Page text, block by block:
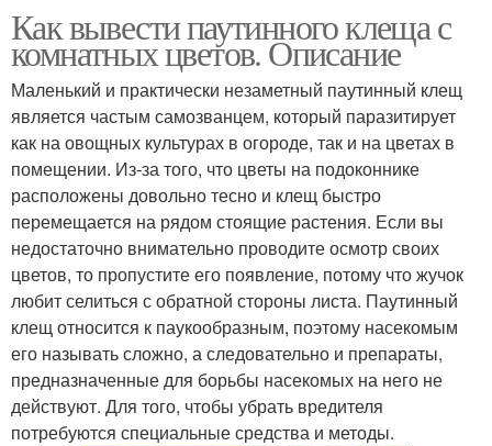
Как вывести паутинного клеща с
комнатных цветов. Описание
Маленький и практически незаметный паутинный клещ
является частым самозванцем, который паразитирует
как на овощных культурах в огороде, так и на цветах в
помещении. Из-за того, что цветы на подоконнике
расположены довольно тесно и клещ быстро
перемещается на рядом стоящие растения. Если вы
недостаточно внимательно проводите осмотр своих
цветов, то пропустите его появление, потому что жучок
любит селиться с обратной стороны листа. Паутинный
клещ относится к паукообразным, поэтому насекомым
его называть сложно, а следовательно и препараты,
предназначенные для борьбы насекомых на него не
действуют. Для того, чтобы убрать вредителя
потребуются специальные средства и методы.